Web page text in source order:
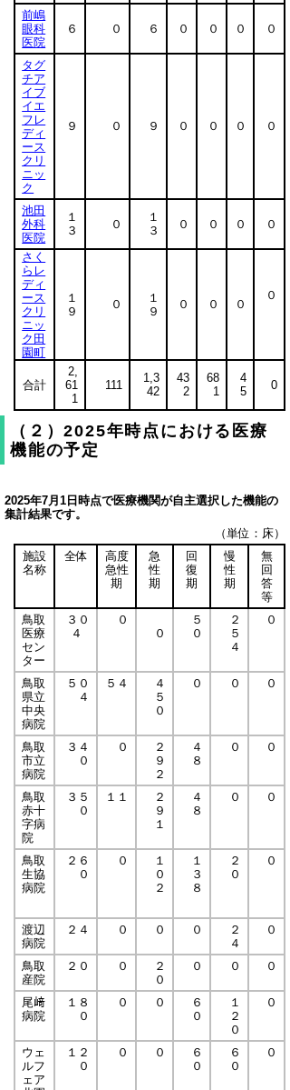
前嶋
眼科
医院
６ ０ ６ ０ ０ ０ ０
タグ
チア
イブ
イエ
フレ
ディ
ース
クリ
ニッ
ク
９ ０ ９ ０ ０ ０ ０
池田
外科
医院
１
３
０
１
３
０ ０ ０ ０
さく
らレ
ディ
ース
クリ
ニッ
ク田
園町
１
９
０
１
９
０ ０ ０
０
合計
2,
61
1
111
1,3
42
43
2
68
1
4
5
0
（２）2025年時点における医療
機能の予定
2025年7月1日時点で医療機関が自主選択した機能の
集計結果です。
（単位：床）
施設
名称
全体
高度
急性
期
急
性
期
回
復
期
慢
性
期
無
回
答
等
鳥取
医療
セン
ター
３０
４
０
０
５
０
２
５
４
０
鳥取
県立
中央
病院
５０
４
５４
４
５
０
０ ０ ０
鳥取
市立
病院
３４
０
０
２
９
２
４
８
０ ０
鳥取
赤十
字病
院
３ ５
０
１１
２
９
１
４
８
０ ０
鳥取
生協
病院
２６
０
０
１
０
２
１
３
８
２
０
０
渡辺
病院
２４ ０ ０ ０
２
４
０
鳥取
産院
２０ ０
２
０
０ ０ ０
尾﨑
病院
１８
０
０ ０
６
０
１
２
０
０
ウェ
ルフ
ェア
１２
０
０ ０
６
０
６
０
０